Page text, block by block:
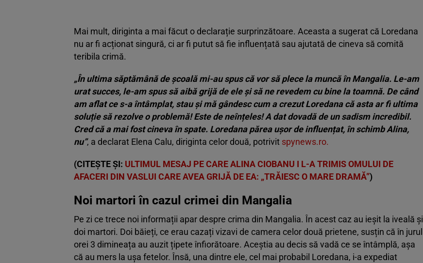
Mai mult, diriginta a mai făcut o declarație surprinzătoare. Aceasta a sugerat că Loredana
nu ar fi acționat singură, ci ar fi putut să fie influențată sau ajutată de cineva să comită
teribila crimă.
„În ultima săptămână de școală mi-au spus că vor să plece la muncă în Mangalia. Le-am
urat succes, le-am spus să aibă grijă de ele și să ne revedem cu bine la toamnă. De când
am aflat ce s-a întâmplat, stau și mă gândesc cum a crezut Loredana că asta ar fi ultima
soluție să rezolve o problemă! Este de neînțeles! A dat dovadă de un sadism incredibil.
Cred că a mai fost cineva în spate. Loredana părea ușor de influențat, în schimb Alina,
nu”, a declarat Elena Calu, diriginta celor două, potrivit spynews.ro.
(CITEȘTE ȘI: ULTIMUL MESAJ PE CARE ALINA CIOBANU I L-A TRIMIS OMULUI DE
AFACERI DIN VASLUI CARE AVEA GRIJĂ DE EA: „TRĂIESC O MARE DRAMĂ”)
Noi martori în cazul crimei din Mangalia
Pe zi ce trece noi informații apar despre crima din Mangalia. În acest caz au ieșit la iveală și
doi martori. Doi băieți, ce erau cazați vizavi de camera celor două prietene, susțin că în jurul
orei 3 dimineața au auzit țipete înfiorătoare. Aceștia au decis să vadă ce se întâmplă, așa
că au mers la ușa fetelor. Însă, una dintre ele, cel mai probabil Loredana, i-a expediat